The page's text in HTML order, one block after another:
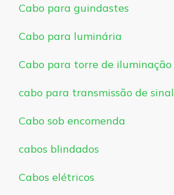
Cabo para guindastes
Cabo para luminária
Cabo para torre de iluminação
cabo para transmissão de sinal
Cabo sob encomenda
cabos blindados
Cabos elétricos